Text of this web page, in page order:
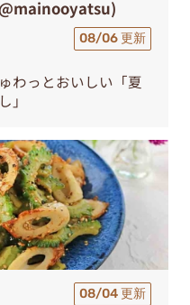
08/06 更新
わっとおいしい「夏
」
08/04 更新